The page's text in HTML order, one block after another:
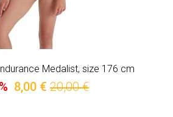
Medalist, size 176 cm
8,00 € 20,00 €